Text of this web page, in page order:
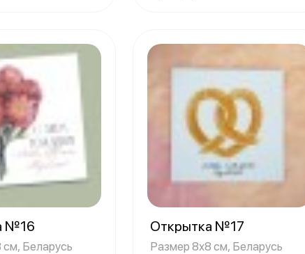
№16
Беларусь
Открытка №17
Размер 8х8 см, Беларусь